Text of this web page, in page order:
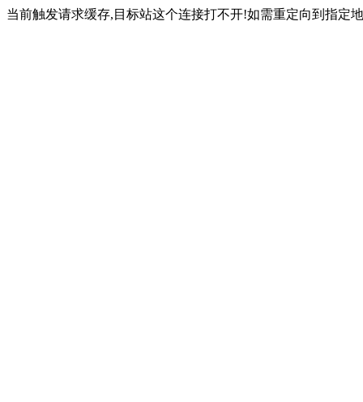
当前触发请求缓存,目标站这个连接打不开!如需重定向到指定